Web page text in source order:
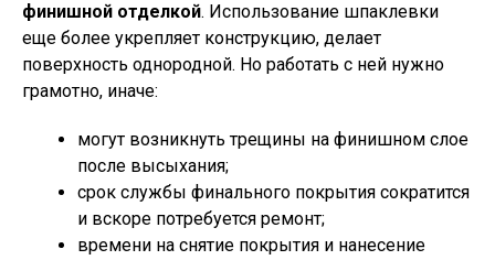
финишной отделкой. Использование шпаклевки
еще более укрепляет конструкцию, делает
поверхность однородной. Но работать с ней нужно
грамотно, иначе:
могут возникнуть трещины на финишном слое
после высыхания;
срок службы финального покрытия сократится
и вскоре потребуется ремонт;
времени на снятие покрытия и нанесение